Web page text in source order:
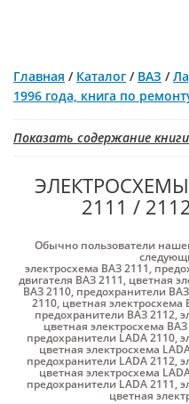
Главная / Каталог / ВАЗ /
1996 года, книга по
Показать содержание книги
2111 /
Обычно пользователи
электросхема ВАЗ 2111,
двигателя ВАЗ 2111, цветная
ВАЗ 2110, предохранители
2110, цветная электросхема
предохранители ВАЗ 2112,
цветная электросхема
предохранители LADA 2110,
цветная электросхема
предохранители LADA 2112,
цветная электросхема
предохранители LADA 2111,
цветная